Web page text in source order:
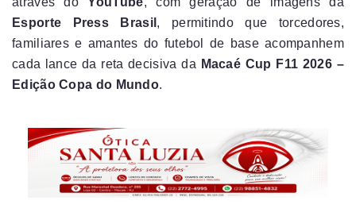
Esporte Press Brasil , permitindo que torcedores,
familiares e amantes do futebol de base acompanhem
cada lance da reta decisiva da Macaé Cup F11 2026 –
Edição Copa do Mundo.